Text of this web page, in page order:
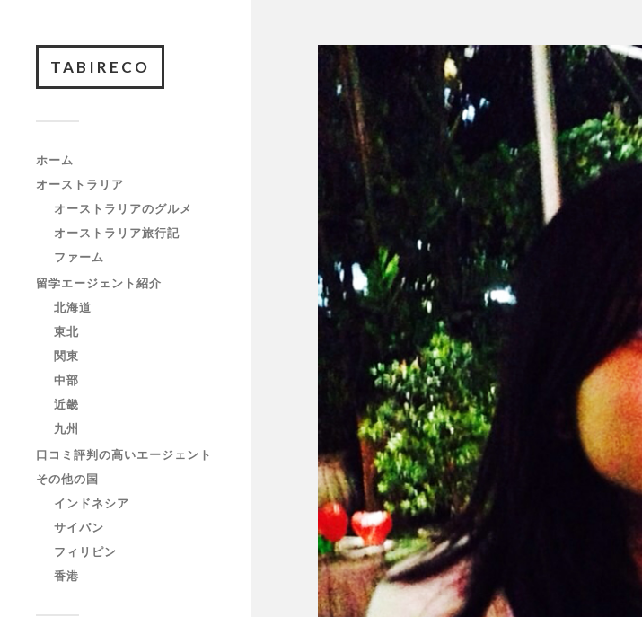
TABIRECO
ホーム
オーストラリア
オーストラリアのグルメ
オーストラリア旅行記
ファーム
留学エージェント紹介
北海道
東北
関東
中部
近畿
九州
口コミ評判の高いエージェント
その他の国
インドネシア
サイパン
フィリピン
香港